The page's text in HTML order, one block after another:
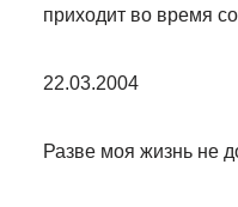
приходит во время
22.03.2004
Разве моя жизнь не